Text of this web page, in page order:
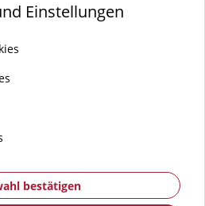
Einstellungen
bestätigen